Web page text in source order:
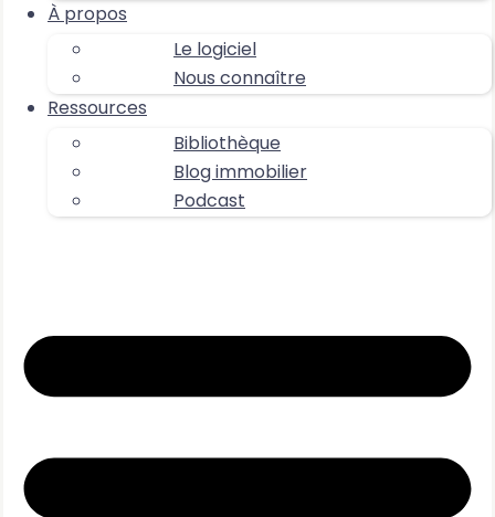
À propos
Le logiciel
Nous connaître
Ressources
Bibliothèque
Blog immobilier
Podcast